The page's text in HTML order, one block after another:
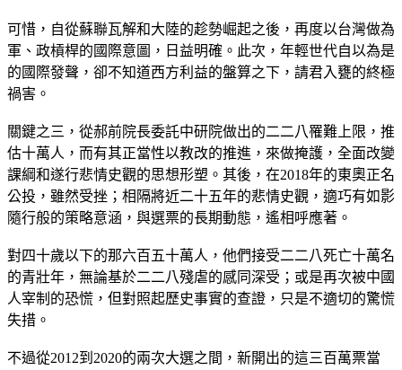
可惜，自從蘇聯瓦解和大陸的趁勢崛起之後，再度以台灣做為
軍、政槓桿的國際意圖，日益明確。此次，年輕世代自以為是
的國際發聲，卻不知道西方利益的盤算之下，請君入甕的終極
禍害。
關鍵之三，從郝前院長委託中研院做出的二二八罹難上限，推
估十萬人，而有其正當性以教改的推進，來做掩護，全面改變
課綱和遂行悲情史觀的思想形塑。其後，在2018年的東奧正名
公投，雖然受挫；相隔將近二十五年的悲情史觀，適巧有如影
隨行般的策略意涵，與選票的長期動態，遙相呼應著。
對四十歲以下的那六百五十萬人，他們接受二二八死亡十萬名
的青壯年，無論基於二二八殘虐的感同深受；或是再次被中國
人宰制的恐慌，但對照起歷史事實的查證，只是不適切的驚慌
失措。
不過從2012到2020的兩次大選之間，新開出的這三百萬票當